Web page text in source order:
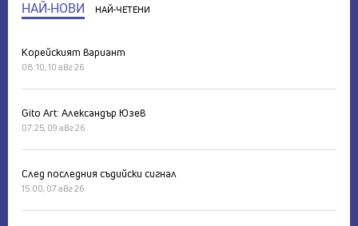
НАЙ-НОВИ НАЙ-ЧЕТЕНИ
Корейският вариант
08:10, 10 авг 26
Gito Art: Александър Юзев
07:25, 09 авг 26
След последния съдийски сигнал
15:00, 07 авг 26